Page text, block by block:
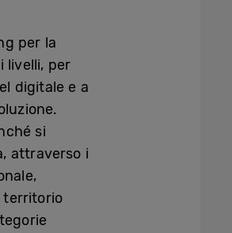
per la
livelli, per
digitale e a
si
attraverso i
territorio